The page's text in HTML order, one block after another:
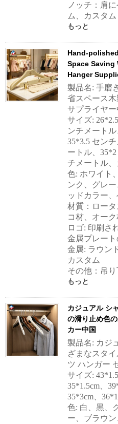
ノッチ：肩
ム、カスタム
もっと
Hand-
Space Saving
Hanger
製品名: 手磨
省スペース
サプライヤー
サイズ:
ンチメートル
35*3.5 セン
ートル、
チメートル
色: ホワイト
ンク、グレ
ッドカラー
材質：ロー
コ材、オー
ロゴ: 印刷さ
金属プレー
金属: ラウン
カスタム
その他：吊
もっと
カジュアル シ
の滑り止め色
カー中国
製品名: カジ
ざまなスタ
ツ ハンガー
サイズ:
35*1.5cm、
35*3cm、
色: 白、黒、
ー、ブラウ